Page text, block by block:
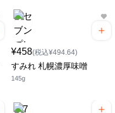
¥458(税込¥494.64)
すみれ 札幌濃厚味噌
145g